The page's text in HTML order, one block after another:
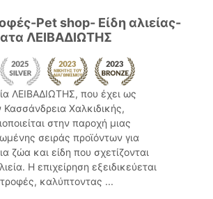
Pet shop- Είδη αλιείας-
ΛΕΙΒΑΔΙΩΤΗΣ
ΛΕΙΒΑΔΙΩΤΗΣ, που έχει ως
Κασσάνδρεια Χαλκιδικής,
στην παροχή μιας
σειράς προϊόντων για
ζώα και είδη που σχετίζονται
Η επιχείρηση εξειδικεύεται
καλύπτοντας ...